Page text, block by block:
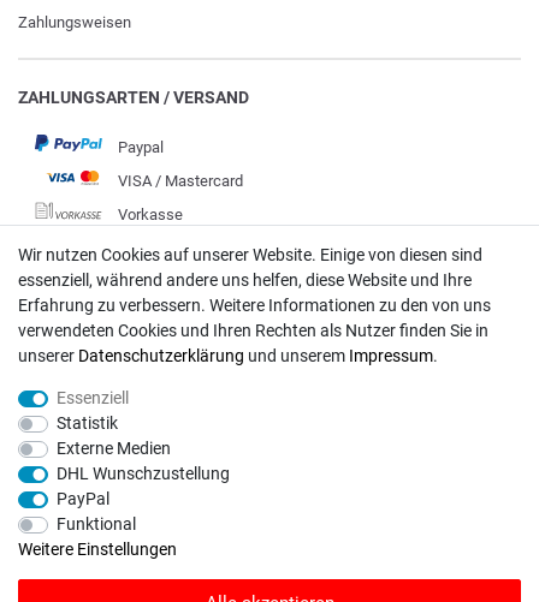
Zahlungsweisen
ZAHLUNGSARTEN / VERSAND
Paypal
VISA / Mastercard
Vorkasse
DHL
Deutsche Post
Bei Fragen wenden Sie sich direkt an unser Service-Team.
info@rasentraktoren-motoren.de
MA-Versand GmbH, 53925 Kall, In der Laach 1-3
Wir nutzen Cookies auf unserer Website. Einige von diesen sind
essenziell, während andere uns helfen, diese Website und Ihre
Erfahrung zu verbessern. Weitere Informationen zu den von uns
verwendeten Cookies und Ihren Rechten als Nutzer finden Sie in
unserer Daten­schutz­erklärung und unserem Impressum.
Essenziell
Statistik
Externe Medien
DHL Wunschzustellung
PayPal
Funktional
Weitere Einstellungen